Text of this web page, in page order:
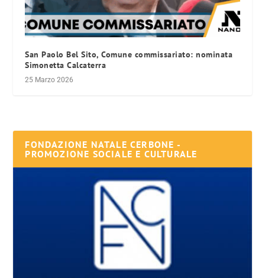
San Paolo Bel Sito, Comune commissariato: nominata
Simonetta Calcaterra
25 Marzo 2026
FONDAZIONE NATALE CERBONE -
PROMOZIONE SOCIALE E CULTURALE